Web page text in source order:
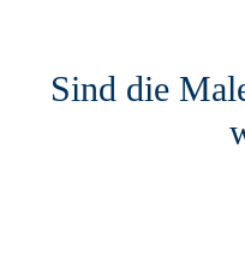
Sind die